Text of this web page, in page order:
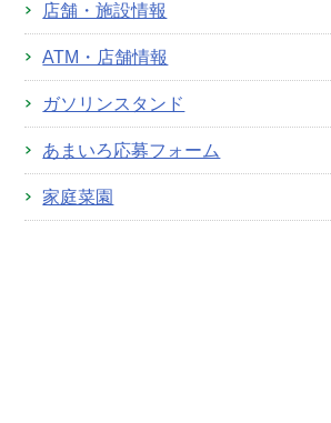
店舗・施設情報
ATM・店舗情報
ガソリンスタンド
あまいろ応募フォーム
家庭菜園